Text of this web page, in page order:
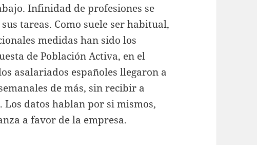
Infinidad de profesiones se
tareas. Como suele ser habitual,
medidas han sido los
de Población Activa, en el
asalariados españoles llegaron a
de más, sin recibir a
datos hablan por si mismos,
a favor de la empresa.